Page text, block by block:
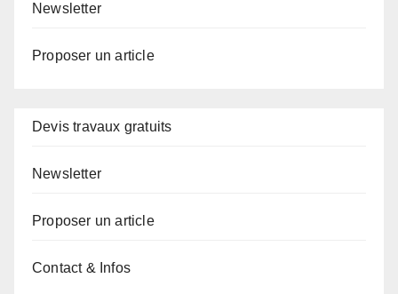
Newsletter
Proposer un article
Devis travaux gratuits
Newsletter
Proposer un article
Contact & Infos